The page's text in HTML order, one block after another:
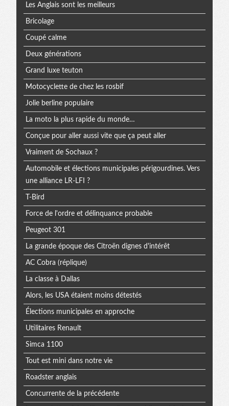
Les Anglais sont les meilleurs
Bricolage
Coupé calme
Deux générations
Grand luxe teuton
Motocyclette de chez les rosbif
Jolie berline populaire
La moto la plus rapide du monde…
Conçue pour aller aussi vite que ça peut aller
Vraiment de Sochaux ?
Automobile et élections municipales périgourdines. Vers
une alliance LR-LFI ?
T-Bird
Force de l'ordre et délinquance probable
Peugeot 301
La grande époque des Citroën dignes d'intérêt
AC Cobra (réplique)
La classe à Dallas
Alors, les USA étaient moins détestés
Élections municipales en approche
Utilitaires Renault
Simca 1100
Tout est mini dans notre vie
Roadster anglais
Concurrente de la précédente